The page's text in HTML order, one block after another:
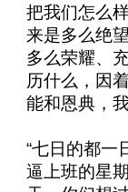
把我们怎么
来是多么绝
多么荣耀、
历什么，因
能和恩典，
“七日的都一
逼上班的星